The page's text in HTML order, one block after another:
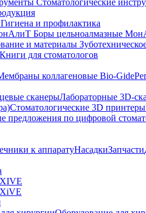
Стоматологические
Гигиена и профилактика
Боры цельноалмазные
Книги для стоматологов
коллагеновые Bio-Gide
сканерыЛабораторные 3D-
Стоматологические 3D
предложения по цифровой
к аппаратуНасадкиЗапчасти